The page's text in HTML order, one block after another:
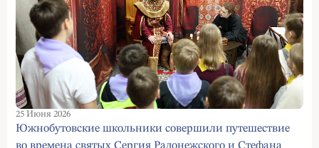
25 Июня 2026
Южнобутовские школьники совершили путешествие